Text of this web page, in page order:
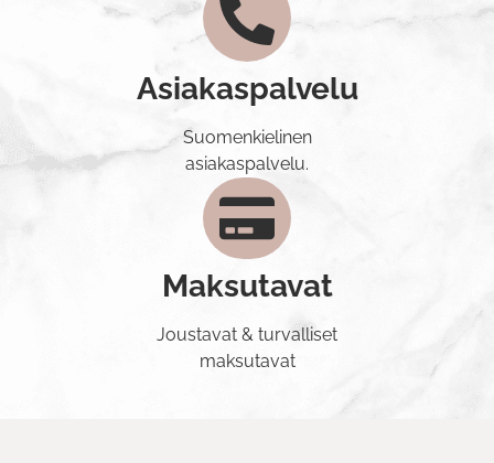
Asiakaspalvelu
Suomenkielinen
asiakaspalvelu.
Maksutavat
Joustavat & turvalliset
maksutavat